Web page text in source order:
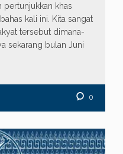
khas
kali ini. Kita sangat
tersebut dimana-
sekarang bulan Juni
0